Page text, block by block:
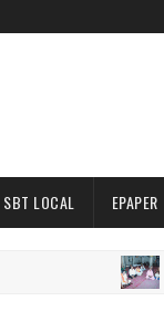
SBT LOCAL EPAPER